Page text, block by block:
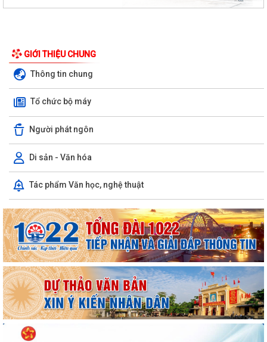
GIỚI THIỆU CHUNG
Thông tin chung
Tổ chức bộ máy
Người phát ngôn
Di sản - Văn hóa
Tác phẩm Văn học, nghệ thuật
hành chính
Hội nghị toàn quốc quán triệt và triển khai thực hiện Nghị quyết Hội
nghị lần thứ ba Ban Chấp hành...
Đảng ủy xã Hùng Thắng tổ chức lớp bồi dưỡng, tập huấn lý luận chính
trị hè năm 2026
TRI ÂN CÁC ANH HÙNG LIỆT SĨ – THẮP SÁNG ĐẠO LÝ "UỐNG NƯỚC
NHỚ NGUỒN"
ỦY BAN MTTQ VIỆT NAM XÃ HÙNG THẮNG SƠ KẾT CÔNG TÁC MẶT
TRẬN 6 THÁNG ĐẦU NĂM 2026
MANG BẢN SẮC ĐI CÙNG THẾ GIỚI
THƯỜNG TRỰC HỘI ĐỒNG NHÂN DÂN XÃ HÙNG THẮNG HỌP NGHE
BÁO CÁO CÔNG TÁC CHUẨN BỊ KỲ HỌP THỨ 3
BAN VĂN HÓA - XÃ HỘI HỘI ĐỒNG NHÂN DÂN XÃ HÙNG THẮNG THẨM
TRA CÁC BÁO CÁO, TỜ TRÌNH, DỰ THẢO NGHỊ...
THÔNG BÁO Về việc đảm bảo an toàn hạ du khi vận hành hồ thủy điện
Hòa Bình